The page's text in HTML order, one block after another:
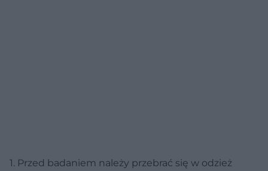
1. Przed badaniem należy przebrać się w odzież